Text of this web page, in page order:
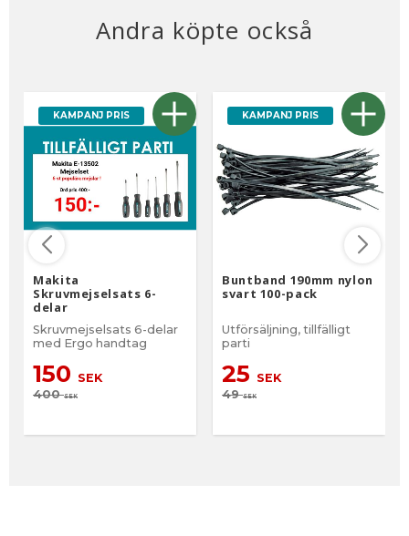
Andra köpte också
KAMPANJ PRIS
Makita
Skruvmejselsats 6-
delar
Skruvmejselsats 6-delar
med Ergo handtag
150 SEK
400SEK
KAMPANJ PRIS
Buntband 190mm nylon
svart 100-pack
Utförsäljning, tillfälligt
parti
25 SEK
49SEK